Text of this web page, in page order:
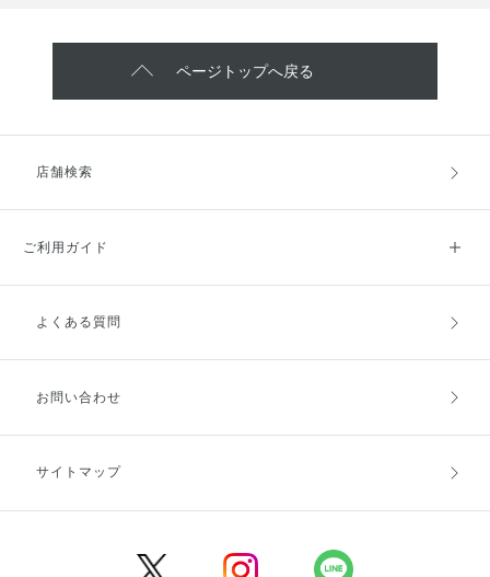
ページトップへ戻る
店舗検索
ご利用ガイド
ご利用ガイドトップ
お支払方法
キャンセル・返品・交換
よくある質問
お問い合わせ
サイトマップ